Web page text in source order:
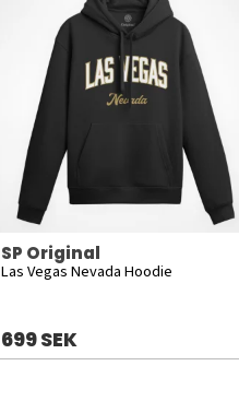
SP Original
Las Vegas Nevada Hoodie
699 SEK